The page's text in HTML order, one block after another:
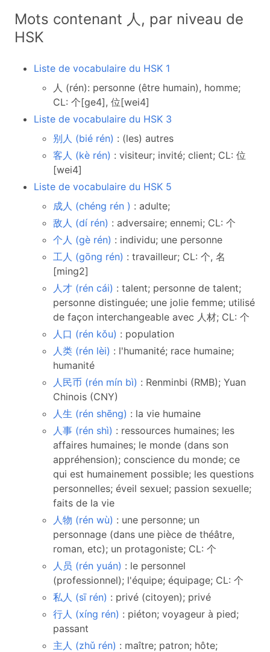
Mots contenant 人, par niveau de
HSK
Liste de vocabulaire du HSK 1
人 (rén): personne (être humain), homme;
CL: 个[ge4], 位[wei4]
Liste de vocabulaire du HSK 3
别人 (bié rén) : (les) autres
客人 (kè rén) : visiteur; invité; client; CL: 位
[wei4]
Liste de vocabulaire du HSK 5
成人 (chéng rén ) : adulte;
敌人 (dí rén) : adversaire; ennemi; CL: 个
个人 (gè rén) : individu; une personne
工人 (gōng rén) : travailleur; CL: 个, 名
[ming2]
人才 (rén cái) : talent; personne de talent;
personne distinguée; une jolie femme; utilisé
de façon interchangeable avec 人材; CL: 个
人口 (rén kǒu) : population
人类 (rén lèi) : l'humanité; race humaine;
humanité
人民币 (rén mín bì) : Renminbi (RMB); Yuan
Chinois (CNY)
人生 (rén shēng) : la vie humaine
人事 (rén shì) : ressources humaines; les
affaires humaines; le monde (dans son
appréhension); conscience du monde; ce
qui est humainement possible; les questions
personnelles; éveil sexuel; passion sexuelle;
faits de la vie
人物 (rén wù) : une personne; un
personnage (dans une pièce de théâtre,
roman, etc); un protagoniste; CL: 个
人员 (rén yuán) : le personnel
(professionnel); l'équipe; équipage; CL: 个
私人 (sī rén) : privé (citoyen); privé
行人 (xíng rén) : piéton; voyageur à pied;
passant
主人 (zhǔ rén) : maître; patron; hôte;